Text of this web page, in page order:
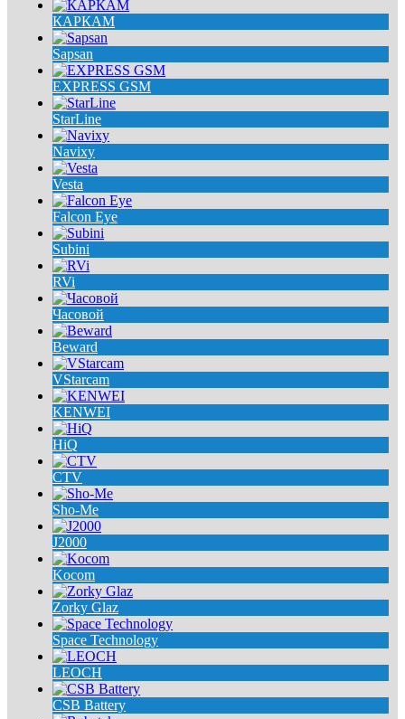
КАРКАМ
Sapsan
EXPRESS GSM
StarLine
Navixy
Vesta
Falcon Eye
Subini
RVi
Часовой
Beward
VStarcam
KENWEI
HiQ
CTV
Sho-Me
J2000
Kocom
Zorky Glaz
Space Technology
LEOCH
CSB Battery